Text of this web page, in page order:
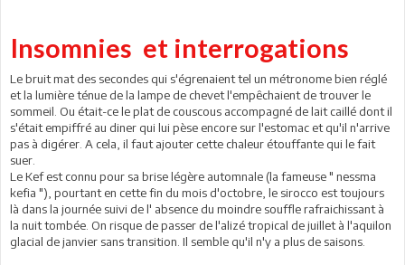
Insomnies et interrogations
Le bruit mat des secondes qui s'égrenaient tel un métronome bien réglé
et la lumière ténue de la lampe de chevet l'empêchaient de trouver le
sommeil. Ou était-ce le plat de couscous accompagné de lait caillé dont il
s'était empiffré au diner qui lui pèse encore sur l'estomac et qu'il n'arrive
pas à digérer. A cela, il faut ajouter cette chaleur étouffante qui le fait
suer.
Le Kef est connu pour sa brise légère automnale (la fameuse " nessma
kefia "), pourtant en cette fin du mois d'octobre, le sirocco est toujours
là dans la journée suivi de l' absence du moindre souffle rafraichissant à
la nuit tombée. On risque de passer de l'alizé tropical de juillet à l'aquilon
glacial de janvier sans transition. Il semble qu'il n'y a plus de saisons.